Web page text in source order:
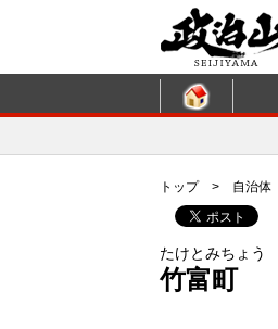
トップ> 自治体
たけとみちょう
竹富町